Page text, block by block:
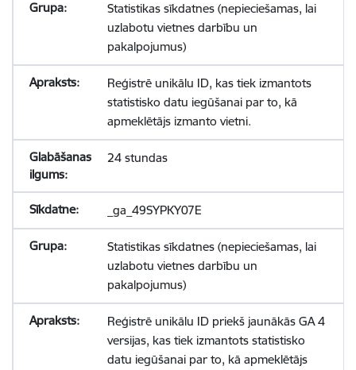
Statistikas sīkdatnes (nepieciešamas, lai
uzlabotu vietnes darbību un
pakalpojumus)
Reģistrē unikālu ID, kas tiek izmantots
statistisko datu iegūšanai par to, kā
apmeklētājs izmanto vietni.
24 stundas
_ga_49SYPKY07E
Statistikas sīkdatnes (nepieciešamas, lai
uzlabotu vietnes darbību un
pakalpojumus)
Reģistrē unikālu ID priekš jaunākās GA 4
versijas, kas tiek izmantots statistisko
datu iegūšanai par to, kā apmeklētājs